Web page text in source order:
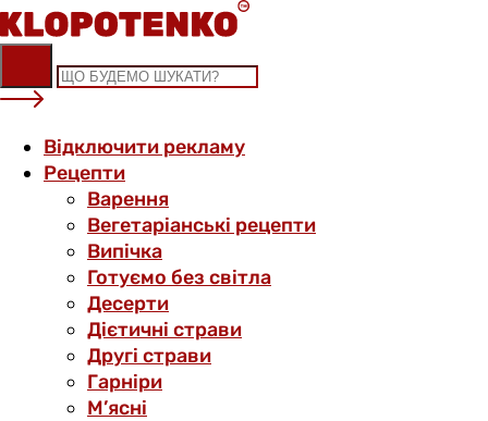
Skip
to
content
Відключити рекламу
Рецепти
Варення
Вегетаріанські рецепти
Випічка
Готуємо без світла
Десерти
Дієтичні страви
Другі страви
Гарніри
М’ясні